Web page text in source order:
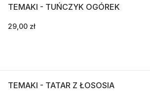
TEMAKI - TUŃCZYK OGÓREK
29,00 zł
TEMAKI - TATAR Z ŁOSOSIA